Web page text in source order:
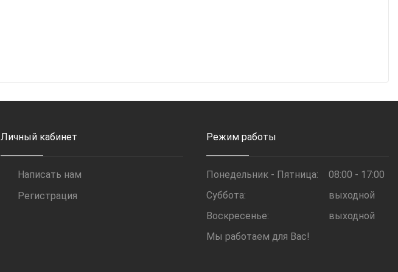
Личный кабинет
Написать нам
Регистрация
Режим работы
Понедельник - Пятница:
08:00 - 17:00
Суббота:
выходной
Воскресенье:
выходной
Мы работаем для Вас!